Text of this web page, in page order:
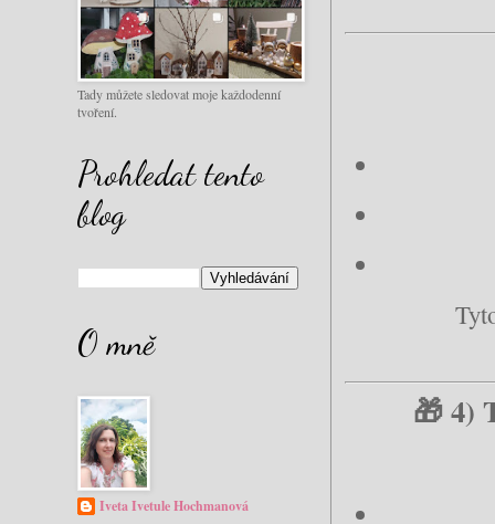
🎁 4)
Tady můžete sledovat moje každodenní
tvoření.
Prohledat tento
blog
O mně
Iveta Ivetule Hochmanová